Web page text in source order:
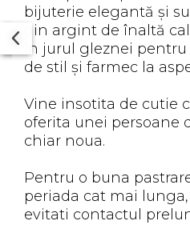
bijuterie elegantă și
din argint de înaltă
în jurul gleznei
de stil și farmec la
Vine insotita de cutie
oferita unei persoane
chiar noua.
Pentru o buna
periada cat mai
evitati contactul